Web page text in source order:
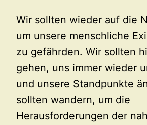
Wir sollten wieder auf die
um unsere menschliche
zu gefährden. Wir sollten
gehen, uns immer wieder
und unsere Standpunkte
sollten wandern, um die
Herausforderungen der